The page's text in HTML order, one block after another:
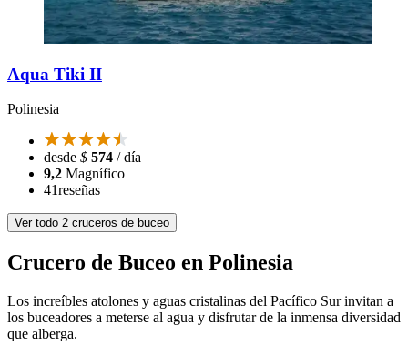
Aqua Tiki II
Polinesia
desde $ 574 / día
9,2 Magnífico
41reseñas
Ver todo 2 cruceros de buceo
Crucero de Buceo en Polinesia
Los increíbles atolones y aguas cristalinas del Pacífico Sur invitan a
los buceadores a meterse al agua y disfrutar de la inmensa diversidad
que alberga.